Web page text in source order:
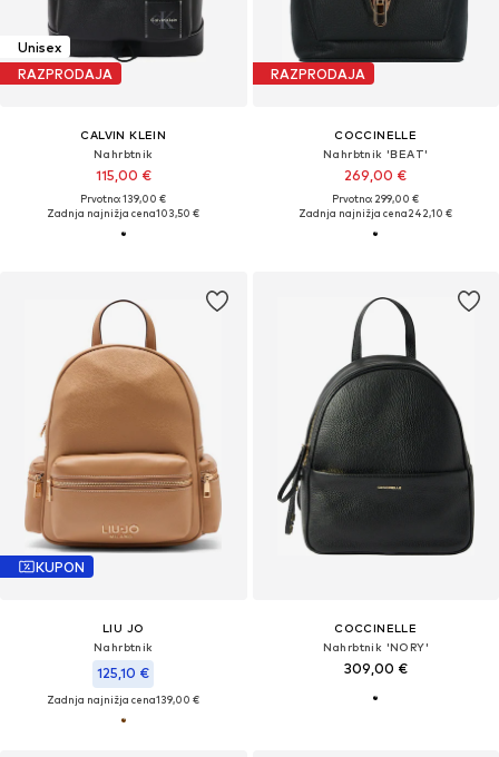
Unisex
RAZPRODAJA
CALVIN KLEIN
Nahrbtnik
115,00 €
Prvotno: 139,00 €
Zadnja najnižja cena103,50 €
RAZPRODAJA
COCCINELLE
Nahrbtnik 'BEAT'
269,00 €
Prvotno: 299,00 €
Zadnja najnižja cena242,10 €
KUPON
LIU JO
Nahrbtnik
125,10 €
Zadnja najnižja cena139,00 €
COCCINELLE
Nahrbtnik 'NORY'
309,00 €